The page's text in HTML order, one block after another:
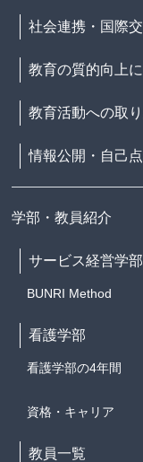
社会連携・国際
教育の質的向上
教育活動への取
情報公開・自己
学部・教員紹介
サービス経営学部
BUNRI Method
看護学部
看護学部の4年間
資格・キャリア
教員一覧